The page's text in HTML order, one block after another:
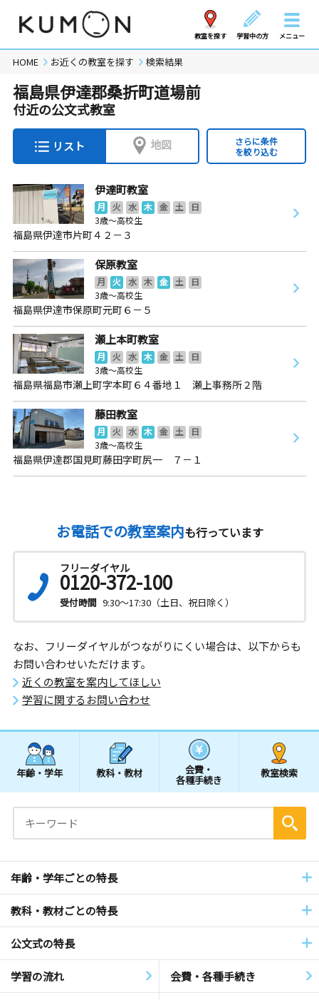
教室を探す 学習中の方 メニュー
HOME お近くの教室を探す 検索結果
福島県伊達郡桑折町道場前
付近の公文式教室
リスト 地図
さらに条件
を絞り込む
伊達町教室
月 火 水 木 金 土
日
3歳～高校生
福島県伊達市片町４２－３
保原教室
月 火 水 木 金 土
日
3歳～高校生
福島県伊達市保原町元町６－５
瀬上本町教室
月 火 水 木 金 土
日
3歳～高校生
福島県福島市瀬上町字本町６４番地１ 瀬上事務所２階
藤田教室
月 火 水 木 金 土
日
3歳～高校生
福島県伊達郡国見町藤田字町尻一 ７－１
お電話での教室案内も行っています
フリーダイヤル
0120-372-100
受付時間 9:30～17:30（土日、祝日除く）
なお、フリーダイヤルがつながりにくい場合は、以下からも
お問い合わせいただけます。
近くの教室を案内してほしい
学習に関するお問い合わせ
年齢・学年 教科・教材 会費・
各種手続き
教室検索
年齢・学年ごとの特長
教科・教材ごとの特長
公文式の特長
学習の流れ 会費・各種手続き